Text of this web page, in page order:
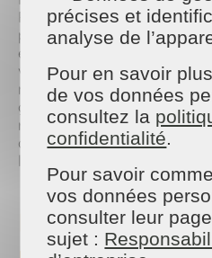
Rallye des Métiers. Le
partenaires emploi et les
entreprises locales pour
valeurs de chacun. Ils
métier et testent les
genre de rencontre que
réalité de notre métier tout
demandeurs d'emploi de
leur plait ou non ?
Des astuces
précises et
analyse de
Pour en savoir
de vos données
consultez la
confidentialité
Pour savoir
vos données
consulter leur
sujet :